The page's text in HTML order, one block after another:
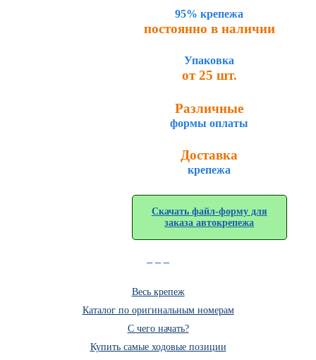
95% крепежа
постоянно в наличии
Упаковка
от 25 шт.
Различные
формы оплаты
Доставка
крепежа
Скачать файл-форму для
заказа автокрепежа
Весь крепеж
Каталог по оригинальным номерам
C чего начать?
Купить самые ходовые позиции